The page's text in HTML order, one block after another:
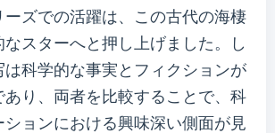
ーズでの活躍は、この古代の海棲
スターへと押し上げました。し
は科学的な事実とフィクションが
り、両者を比較することで、科
ョンにおける興味深い側面が見